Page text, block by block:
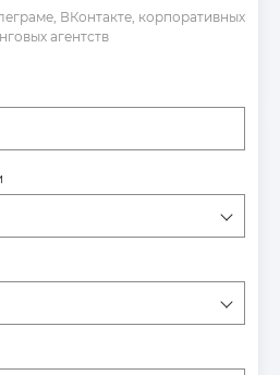
ВКонтакте, корпоративных
агентств